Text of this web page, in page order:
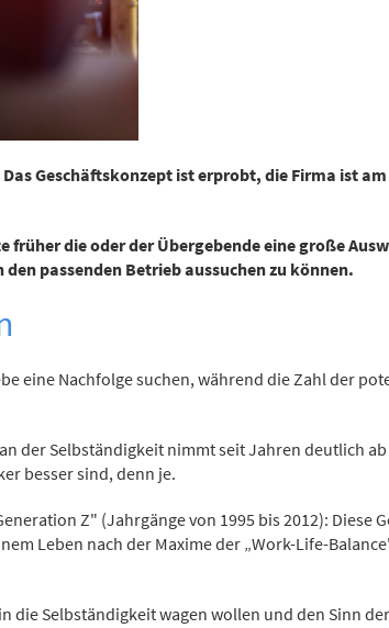
Geschäftskonzept ist erprobt, die Firma ist
die oder der Übergebende eine große
passenden Betrieb aussuchen zu können.
eine Nachfolge suchen, während die Zahl der
der Selbständigkeit nimmt seit Jahren deutlich
besser sind, denn je.
Z" (Jahrgänge von 1995 bis 2012): Diese
Leben nach der Maxime der „Work-Life-
die Selbständigkeit wagen wollen und den Sinn